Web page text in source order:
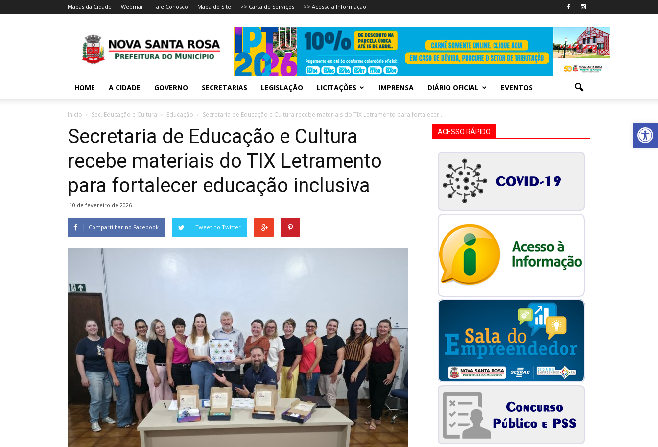
Abrir
Mapas da Cidade Webmail Fale Conosco Mapa do Site >> Carta de Serviços >> Acesso a Informação
HOME A CIDADE GOVERNO SECRETARIAS LEGISLAÇÃO LICITAÇÕES IMPRENSA DIÁRIO OFICIAL EVENTOS
Inicio Sec. Educação e Cultura Educação Secretaria de Educação e Cultura recebe materiais do TIX Letramento para fortalecer...
Secretaria de Educação e Cultura
recebe materiais do TIX Letramento
para fortalecer educação inclusiva
10 de fevereiro de 2026
Compartilhar no Facebook Tweet no Twitter
ACESSO RÁPIDO